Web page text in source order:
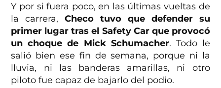
Y por si fuera poco, en las últimas vueltas de
la carrera,Checo tuvo que defender su
primer lugar tras el Safety Car que provocó
un choque de Mick Schumacher. Todo le
salió bien ese fin de semana, porque ni la
lluvia, ni las banderas amarillas, ni otro
piloto fue capaz de bajarlo del podio.